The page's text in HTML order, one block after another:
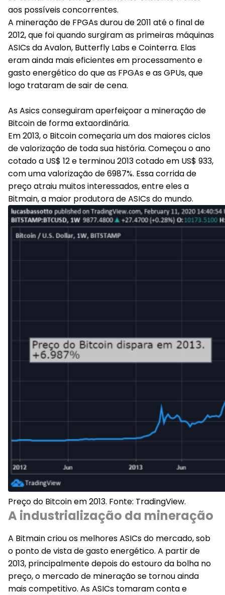
aos possíveis concorrentes.
A mineração de FPGAs durou de 2011 até o final de
2012, que foi quando surgiram as primeiras máquinas
ASICs da Avalon, Butterfly Labs e Cointerra. Elas
eram ainda mais eficientes em processamento e
gasto energético do que as FPGAs e as GPUs, que
logo trataram de sair de cena.
As Asics conseguiram aperfeiçoar a mineração de
Bitcoin de forma extaordinária.
Em 2013, o Bitcoin começaria um dos maiores ciclos
de valorização de toda sua história. Começou o ano
cotado a US$ 12 e terminou 2013 cotado em US$ 933,
com uma valorização de 6987%. Essa corrida de
preço atraiu muitos interessados, entre eles a
Bitmain, a maior produtora de ASICs do mundo.
Preço do Bitcoin em 2013. Fonte: TradingView.
A industrialização da mineração
A Bitmain criou os melhores ASICs do mercado, sob
o ponto de vista de gasto energético. A partir de
2013, principalmente depois do estouro da bolha no
preço, o mercado de mineração se tornou ainda
mais competitivo. As ASICs tomaram conta e